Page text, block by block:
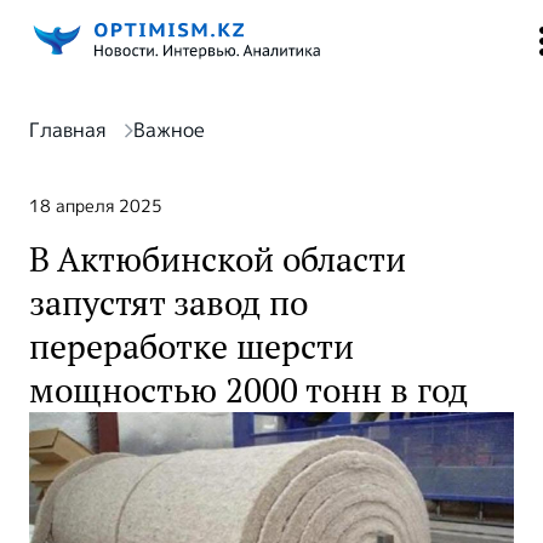
Главная Важное
18 апреля 2025
В Актюбинской области
запустят завод по
переработке шерсти
мощностью 2000 тонн в год